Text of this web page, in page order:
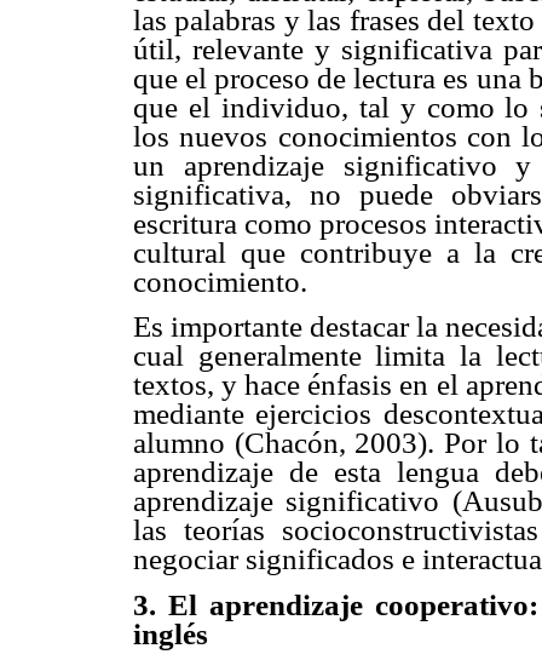
las palabras y las frases del
útil, relevante y significativa
que el proceso de lectura es
que el individuo, tal y como lo
los nuevos conocimientos con
un aprendizaje significativo
significativa, no puede
escritura como procesos
cultural que contribuye a la
conocimiento.
Es importante destacar la
cual generalmente limita la
textos, y hace énfasis en el
mediante ejercicios
alumno (Chacón, 2003). Por lo
aprendizaje de esta lengua
aprendizaje significativo
las teorías
negociar significados e
3. El aprendizaje
inglés